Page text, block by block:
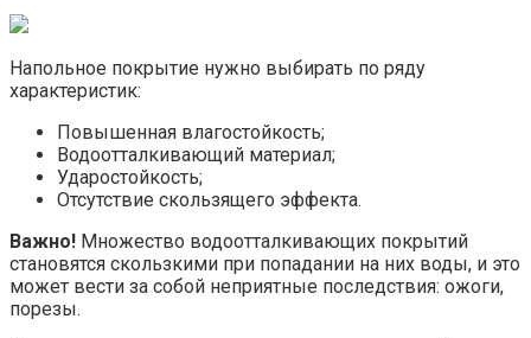
Напольное покрытие нужно выбирать по ряду
характеристик:
Повышенная влагостойкость;
Водоотталкивающий материал;
Ударостойкость;
Отсутствие скользящего эффекта.
Важно! Множество водоотталкивающих покрытий
становятся скользкими при попадании на них воды, и это
может вести за собой неприятные последствия: ожоги,
порезы.